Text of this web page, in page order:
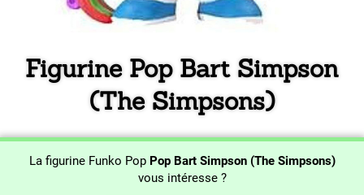
Figurine Pop Bart Simpson
(The Simpsons)
La figurine Funko Pop Pop Bart Simpson (The Simpsons)
vous intéresse ?